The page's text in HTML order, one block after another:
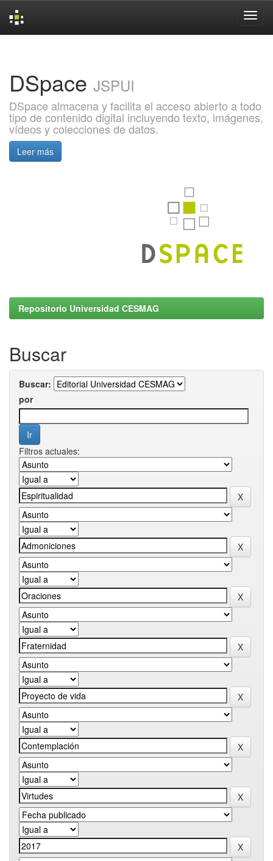
DSpace JSPUI
DSpace almacena y facilita el acceso abierto a todo
tipo de contenido digital incluyendo texto, imágenes,
vídeos y colecciones de datos.
Leer más
Repositorio Universidad CESMAG
Buscar
Buscar:
por
Filtros actuales: